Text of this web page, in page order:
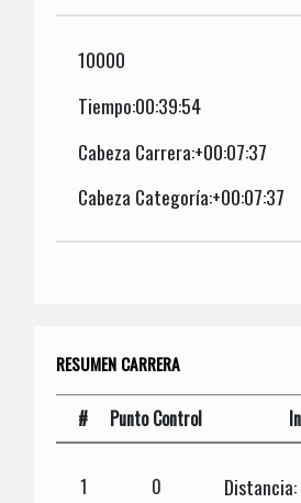
10000
Tiempo:00:39:54
Cabeza Carrera:+00:07:37
Cabeza Categoría:+00:07:37
RESUMEN CARRERA
# Punto Control
1 0 Distancia: